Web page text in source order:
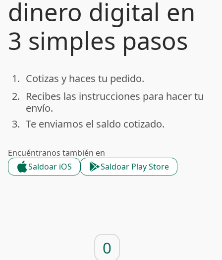
dinero digital en
3 simples pasos
done
1. Cotizas y haces tu pedido.
done
2. Recibes las instrucciones para hacer tu
envío.
done
3. Te enviamos el saldo cotizado.
Encuéntranos también en
Saldoar iOS
Saldoar Play Store
0